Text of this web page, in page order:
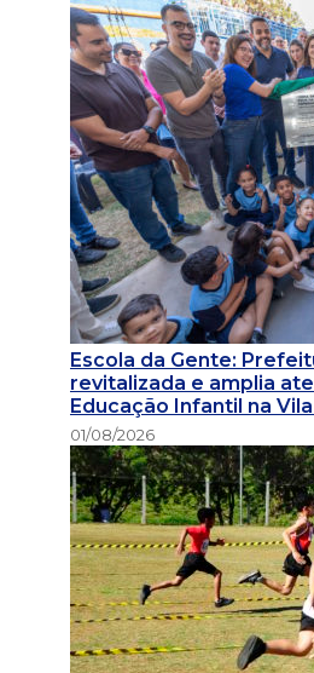
Escola da Gente:
revitalizada e amplia
Educação Infantil na
01/08/2026